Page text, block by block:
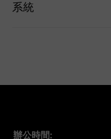
系統
辦公時間: